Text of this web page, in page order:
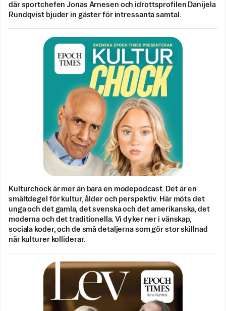
där sportchefen Jonas Arnesen och idrottsprofilen Danijela
Rundqvist bjuder in gäster för intressanta samtal.
Kulturchock är mer än bara en modepodcast. Det är en
smältdegel för kultur, ålder och perspektiv. Här möts det
unga och det gamla, det svenska och det amerikanska, det
moderna och det traditionella. Vi dyker ner i vänskap,
sociala koder, och de små detaljerna som gör stor skillnad
när kulturer kolliderar.